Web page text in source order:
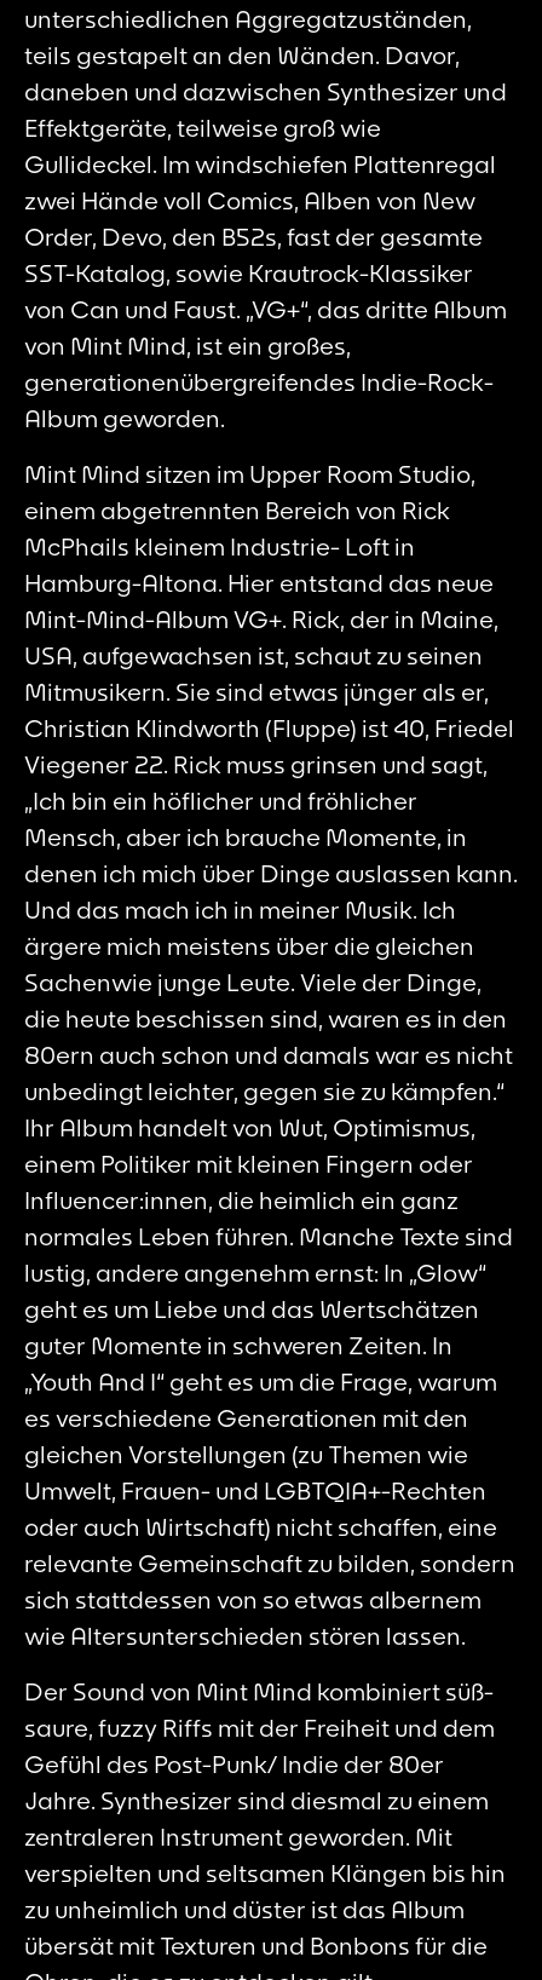
unterschiedlichen Aggregatzuständen,
teils gestapelt an den Wänden. Davor,
daneben und dazwischen Synthesizer und
Effektgeräte, teilweise groß wie
Gullideckel. Im windschiefen Plattenregal
zwei Hände voll Comics, Alben von New
Order, Devo, den B52s, fast der gesamte
SST-Katalog, sowie Krautrock-Klassiker
von Can und Faust. „VG+“, das dritte Album
von Mint Mind, ist ein großes,
generationenübergreifendes Indie-Rock-
Album geworden.
Mint Mind sitzen im Upper Room Studio,
einem abgetrennten Bereich von Rick
McPhails kleinem Industrie- Loft in
Hamburg-Altona. Hier entstand das neue
Mint-Mind-Album VG+. Rick, der in Maine,
USA, aufgewachsen ist, schaut zu seinen
Mitmusikern. Sie sind etwas jünger als er,
Christian Klindworth (Fluppe) ist 40, Friedel
Viegener 22. Rick muss grinsen und sagt,
„Ich bin ein höflicher und fröhlicher
Mensch, aber ich brauche Momente, in
denen ich mich über Dinge auslassen kann.
Und das mach ich in meiner Musik. Ich
ärgere mich meistens über die gleichen
Sachenwie junge Leute. Viele der Dinge,
die heute beschissen sind, waren es in den
80ern auch schon und damals war es nicht
unbedingt leichter, gegen sie zu kämpfen.“
Ihr Album handelt von Wut, Optimismus,
einem Politiker mit kleinen Fingern oder
Influencer:innen, die heimlich ein ganz
normales Leben führen. Manche Texte sind
lustig, andere angenehm ernst: In „Glow“
geht es um Liebe und das Wertschätzen
guter Momente in schweren Zeiten. In
„Youth And I“ geht es um die Frage, warum
es verschiedene Generationen mit den
gleichen Vorstellungen (zu Themen wie
Umwelt, Frauen- und LGBTQIA+-Rechten
oder auch Wirtschaft) nicht schaffen, eine
relevante Gemeinschaft zu bilden, sondern
sich stattdessen von so etwas albernem
wie Altersunterschieden stören lassen.
Der Sound von Mint Mind kombiniert süß-
saure, fuzzy Riffs mit der Freiheit und dem
Gefühl des Post-Punk/ Indie der 80er
Jahre. Synthesizer sind diesmal zu einem
zentraleren Instrument geworden. Mit
verspielten und seltsamen Klängen bis hin
zu unheimlich und düster ist das Album
übersät mit Texturen und Bonbons für die